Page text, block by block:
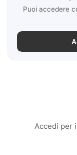
Puoi accedere
Accedi per